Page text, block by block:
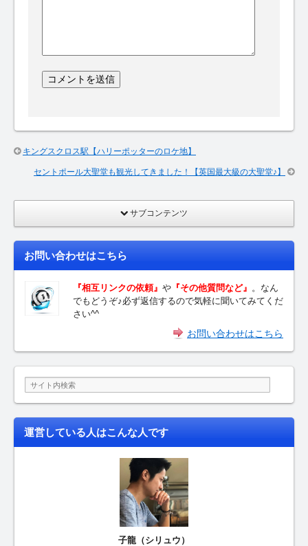
キングスクロス駅【ハリーポッターのロケ地】
セントポール大聖堂も観光してきました！【英国最大級の大聖堂♪】
サブコンテンツ
お問い合わせはこちら
『相互リンクの依頼』 や 『その他質問など』 。なん
でもどうぞ♪必ず返信するので気軽に聞いてみてくだ
さい^^
お問い合わせはこちら
運営している人はこんな人です
子龍（シリュウ）